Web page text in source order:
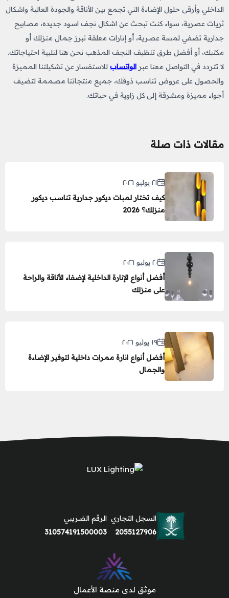
الداخلي وأرقى حلول الإضاءة التي تجمع بين الأناقة والجودة العالية واشكال
ثريات عصرية، سواء كنت تبحث عن اشكال نجف اسود جديده، مصابيح
جدارية تضفي لمسة عصرية، أو إنارات معلقة تبرز جمال منزلك أو
مكتبك، أو أفضل طرق تنظيف النجف المذهب نحن هنا لتلبية احتياجاتك.
لا تتردد في التواصل معنا عبر الواتساب للاستفسار عن تشكيلتنا المميزة
والحصول على عروض تناسب ذوقك، جميع منتجاتنا مصممة لتضيف
أجواء مميزة ومشرقة إلى كل زاوية في حياتك.
مقالات ذات صلة
٢١ يوليو ٢٠٢٦
كيف تختار لمبات ديكور جدارية تناسب ديكور
منزلك؟ 2026
٢٠ يوليو ٢٠٢٦
أفضل أنواع الإنارة الداخلية لإضفاء الأناقة والراحة
على منزلك
١٩ يوليو ٢٠٢٦
أفضل أنواع انارة ممرات داخلية لتوفير الإضاءة
والجمال
السجل التجاري
2055127906
الرقم الضريبي
310574191500003
موثق لدى منصة الأعمال